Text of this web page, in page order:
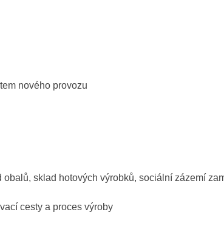
nového provozu
sklad hotových výrobků, sociální zázemí
cesty a proces výroby